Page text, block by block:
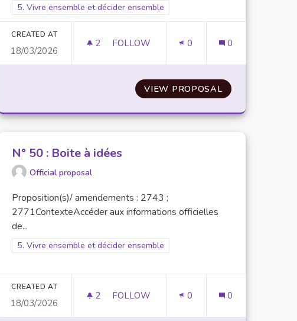
L’UPEC
Filter results for scope: 5. Vivre ensemble et décider ensemble
5. Vivre ensemble et décider ensemble
CREATED AT
18/03/2026
2 2 FOLLOWERS
FOLLOW 0 0
VIEW PROPOSALN° 48 : POUR
À DESTINATION DES ÉTUDIANTS DE L1, DL1, M1
N° 50 : Boite à idées
Official proposal
Proposition(s)/ amendements : 2743 ;
2771ContexteAccéder aux informations officielles
de...
Filter results for scope: 5. Vivre ensemble et décider ensemble
5. Vivre ensemble et décider ensemble
CREATED AT
18/03/2026
2 2 FOLLOWERS
FOLLOW 0 0